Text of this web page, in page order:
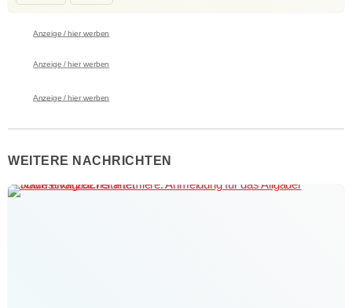
Anzeige / hier werben
Anzeige / hier werben
Anzeige / hier werben
WEITERE NACHRICHTEN